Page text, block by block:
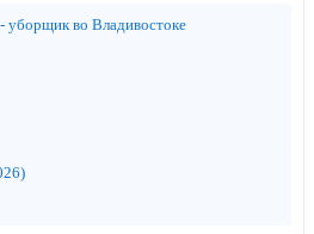
уборщик во Владивостоке